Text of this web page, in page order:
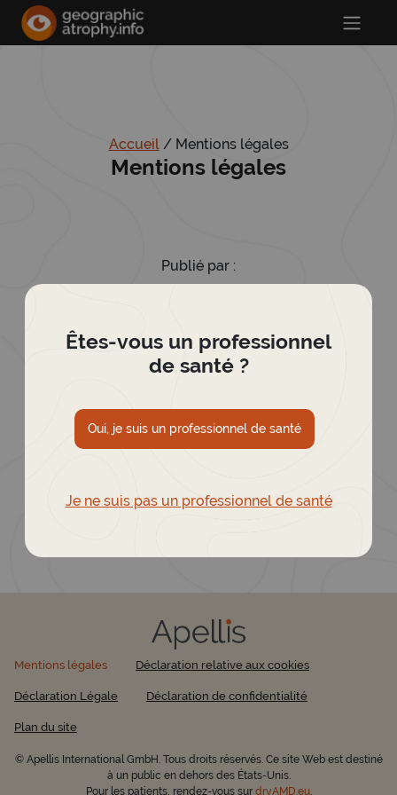
Accueil /Mentions légales
Mentions légales
Publié par :
CH-6300 Zoug
Suisse
E-mail : Les demandes peuvent être envoyées à :
EU-GA-2300007 April 2026
Mentions légales Déclaration relative aux cookies
Déclaration Légale Déclaration de confidentialité
Plan du site
© Apellis International GmbH. Tous droits réservés. Ce site Web est destiné
à un public en dehors des États-Unis.
Pour les patients, rendez-vous sur dryAMD.eu.
Êtes-vous un professionnel
de santé ?
Oui, je suis un professionnel de santé
Je ne suis pas un professionnel de santé